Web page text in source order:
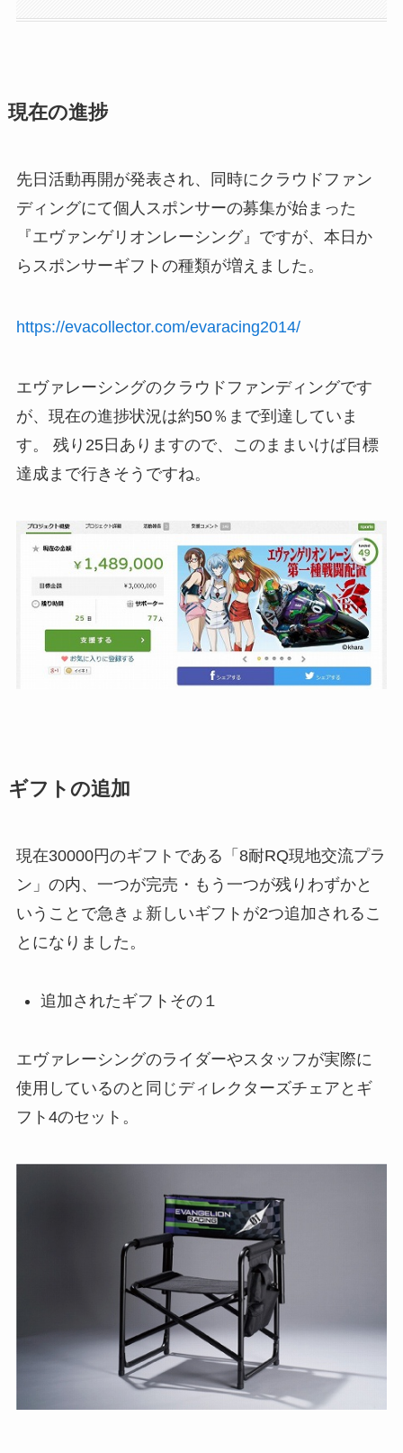
現在の進捗
先日活動再開が発表され、同時にクラウドファン
ディングにて個人スポンサーの募集が始まった
『エヴァンゲリオンレーシング』ですが、本日か
らスポンサーギフトの種類が増えました。
https://evacollector.com/evaracing2014/
エヴァレーシングのクラウドファンディングです
が、現在の進捗状況は約50％まで到達していま
す。 残り25日ありますので、このままいけば目標
達成まで行きそうですね。
ギフトの追加
現在30000円のギフトである「8耐RQ現地交流プラ
ン」の内、一つが完売・もう一つが残りわずかと
いうことで急きょ新しいギフトが2つ追加されるこ
とになりました。
追加されたギフトその１
エヴァレーシングのライダーやスタッフが実際に
使用しているのと同じディレクターズチェアとギ
フト4のセット。